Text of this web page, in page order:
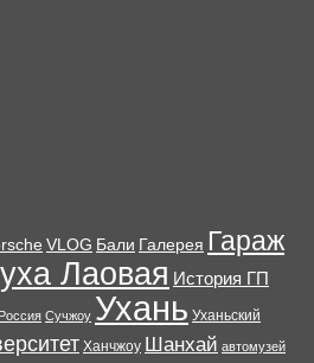
VLOG Бали Галерея Гараж
Лаовая История ГП
Россия Сучжоу Ухань Уханьский
Ханчжоу Шанхай автомузей